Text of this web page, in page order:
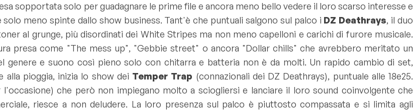
sopportata solo per guadagnare le prime file e ancora meno bello vedere il loro scarso interesse e
meno spinte dallo show business. Tant'è che puntuali salgono sul palco i DZ Deathrays, il duo
al grunge, più disordinati dei White Stripes ma non meno capelloni e carichi di furore musicale.
presa come "The mess up", "Gebbie street" o ancora "Dollar chills" che avrebbero meritato un
genere e suono così pieno solo con chitarra e batteria non è da molti. Un rapido cambio di set,
alla pioggia, inizia lo show dei Temper Trap (connazionali dei DZ Deathrays), puntuale alle 18e25.
che però non impiegano molto a sciogliersi e lanciare il loro sound coinvolgente che
riesce a non deludere. La loro presenza sul palco è piuttosto compassata e si limita agli